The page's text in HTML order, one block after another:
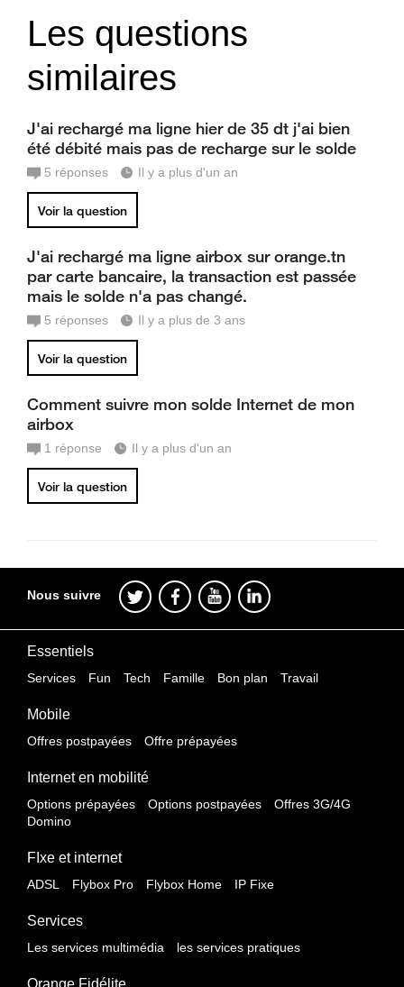
Les questions
similaires
J'ai rechargé ma ligne hier de 35 dt j'ai bien
été débité mais pas de recharge sur le solde
5 réponses Il y a plus d'un an
Voir la question
J'ai rechargé ma ligne airbox sur orange.tn
par carte bancaire, la transaction est passée
mais le solde n'a pas changé.
5 réponses Il y a plus de 3 ans
Voir la question
Comment suivre mon solde Internet de mon
airbox
1 réponse Il y a plus d'un an
Voir la question
Nous suivre
Essentiels
Services Fun Tech Famille Bon plan Travail
Mobile
Offres postpayées Offre prépayées
Internet en mobilité
Options prépayées Options postpayées
Offres 3G/4G
Domino
FIxe et internet
ADSL Flybox Pro Flybox Home IP Fixe
Services
Les services multimédia les services pratiques
Orange Fidélite